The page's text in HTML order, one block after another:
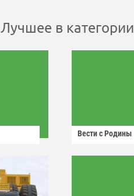
Лучшее в категории
Вести с Родины